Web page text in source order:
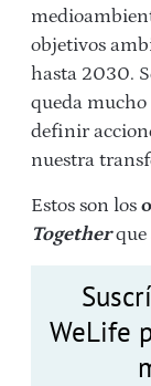
objetivos
hasta 2030.
queda
definir
nuestra
Estos son los
Together
WeLife